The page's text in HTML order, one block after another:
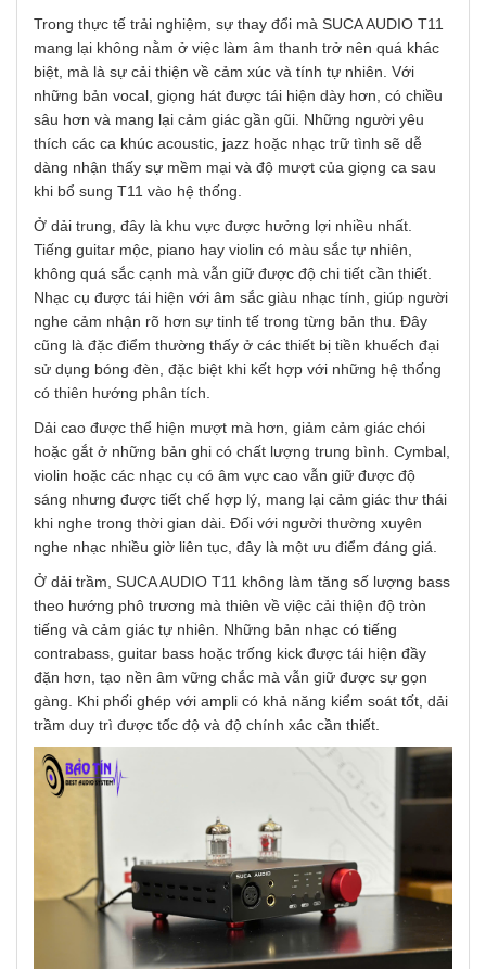
Trong thực tế trải nghiệm, sự thay đổi mà SUCA AUDIO T11
mang lại không nằm ở việc làm âm thanh trở nên quá khác
biệt, mà là sự cải thiện về cảm xúc và tính tự nhiên. Với
những bản vocal, giọng hát được tái hiện dày hơn, có chiều
sâu hơn và mang lại cảm giác gần gũi. Những người yêu
thích các ca khúc acoustic, jazz hoặc nhạc trữ tình sẽ dễ
dàng nhận thấy sự mềm mại và độ mượt của giọng ca sau
khi bổ sung T11 vào hệ thống.
Ở dải trung, đây là khu vực được hưởng lợi nhiều nhất.
Tiếng guitar mộc, piano hay violin có màu sắc tự nhiên,
không quá sắc cạnh mà vẫn giữ được độ chi tiết cần thiết.
Nhạc cụ được tái hiện với âm sắc giàu nhạc tính, giúp người
nghe cảm nhận rõ hơn sự tinh tế trong từng bản thu. Đây
cũng là đặc điểm thường thấy ở các thiết bị tiền khuếch đại
sử dụng bóng đèn, đặc biệt khi kết hợp với những hệ thống
có thiên hướng phân tích.
Dải cao được thể hiện mượt mà hơn, giảm cảm giác chói
hoặc gắt ở những bản ghi có chất lượng trung bình. Cymbal,
violin hoặc các nhạc cụ có âm vực cao vẫn giữ được độ
sáng nhưng được tiết chế hợp lý, mang lại cảm giác thư thái
khi nghe trong thời gian dài. Đối với người thường xuyên
nghe nhạc nhiều giờ liên tục, đây là một ưu điểm đáng giá.
Ở dải trầm, SUCA AUDIO T11 không làm tăng số lượng bass
theo hướng phô trương mà thiên về việc cải thiện độ tròn
tiếng và cảm giác tự nhiên. Những bản nhạc có tiếng
contrabass, guitar bass hoặc trống kick được tái hiện đầy
đặn hơn, tạo nền âm vững chắc mà vẫn giữ được sự gọn
gàng. Khi phối ghép với ampli có khả năng kiểm soát tốt, dải
trầm duy trì được tốc độ và độ chính xác cần thiết.